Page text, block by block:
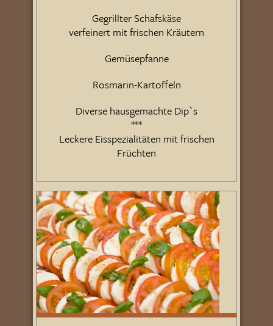
Gegrillter Schafskäse
verfeinert mit frischen Kräutern
Gemüsepfanne
Rosmarin-Kartoffeln
Diverse hausgemachte Dip`s
***
Leckere Eisspezialitäten mit frischen
Früchten